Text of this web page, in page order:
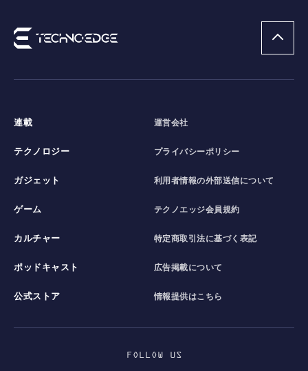
連載
テクノロジー
ガジェット
ゲーム
カルチャー
ポッドキャスト
公式ストア
運営会社
プライバシーポリシー
利用者情報の外部送信について
テクノエッジ会員規約
特定商取引法に基づく表記
広告掲載について
情報提供はこちら
FOLLOW US